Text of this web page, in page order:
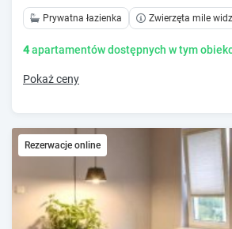
Prywatna łazienka Zwierzęta mile
4apartamentów dostępnych w tym
Pokaż ceny
Rezerwacje online